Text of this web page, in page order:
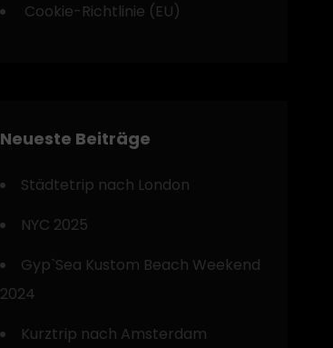
Cookie-Richtlinie (EU)
Neueste Beiträge
Städtetrip nach London
NYC 2025
Gyp`Sea Kustom Beach Weekend
2024
Kurztrip nach Amsterdam